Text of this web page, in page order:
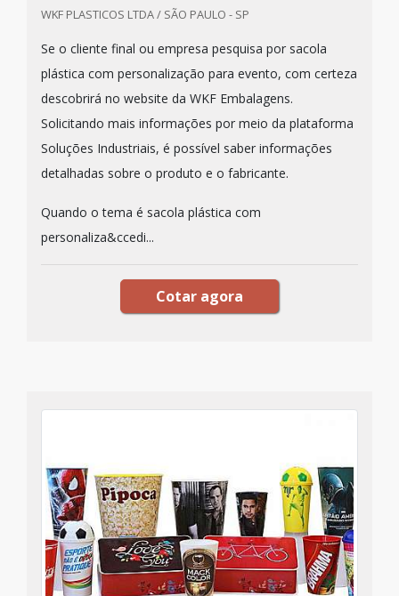
WKF PLASTICOS LTDA / SÃO PAULO - SP
Se o cliente final ou empresa pesquisa por sacola
plástica com personalização para evento, com certeza
descobrirá no website da WKF Embalagens.
Solicitando mais informações por meio da plataforma
Soluções Industriais, é possível saber informações
detalhadas sobre o produto e o fabricante.
Quando o tema é sacola plástica com
personaliza&ccedi...
Cotar agora